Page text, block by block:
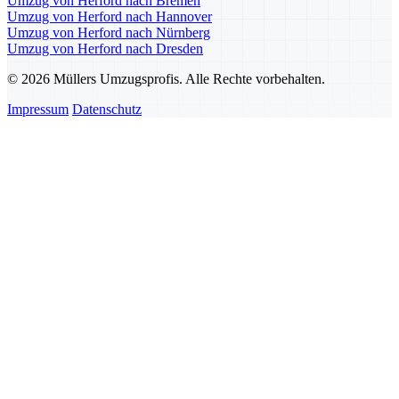
Umzug von Herford nach Hannover
Umzug von Herford nach Nürnberg
Umzug von Herford nach Dresden
© 2026 Müllers Umzugsprofis. Alle Rechte vorbehalten.
Impressum Datenschutz